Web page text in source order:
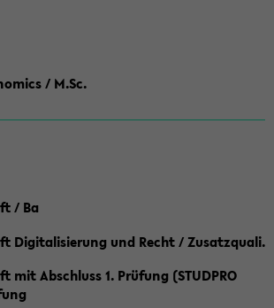
/ M.Sc.
/ Ba
Digitalisierung und Recht / Zusatzquali.
mit Abschluss 1. Prüfung (STUDPRO